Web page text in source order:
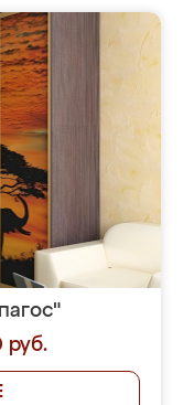
руб.